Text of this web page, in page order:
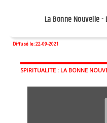
La Bonne Nouvelle
Diffusé le: 22-09-2021
SPIRITUALITE : LA BONNE